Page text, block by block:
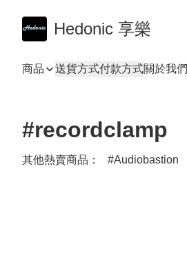
Hedonic 享樂
商品 送貨方式付款方式關於我們
#recordclamp
其他熱賣商品： Audiobastion